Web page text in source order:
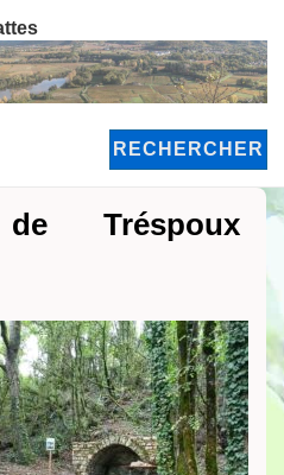
RECHERCHER
de Tréspoux